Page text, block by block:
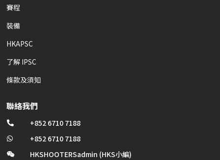
賽程
裝備
HKAPSC
了解 IPSC
條款及須知
聯絡我們
 +852 6710 7188
 +852 6710 7188
 HKSHOOTERSadmin (HKS小編)